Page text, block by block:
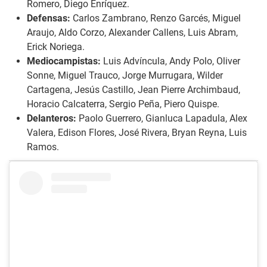
Romero, Diego Enríquez.
Defensas: Carlos Zambrano, Renzo Garcés, Miguel
Araujo, Aldo Corzo, Alexander Callens, Luis Abram,
Erick Noriega.
Mediocampistas: Luis Advíncula, Andy Polo, Oliver
Sonne, Miguel Trauco, Jorge Murrugara, Wilder
Cartagena, Jesús Castillo, Jean Pierre Archimbaud,
Horacio Calcaterra, Sergio Peña, Piero Quispe.
Delanteros: Paolo Guerrero, Gianluca Lapadula, Alex
Valera, Edison Flores, José Rivera, Bryan Reyna, Luis
Ramos.